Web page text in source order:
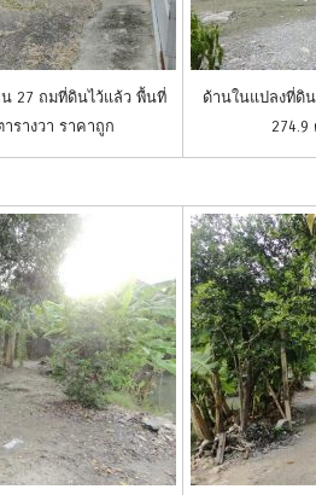
27 ถมที่ดินไว้แล้ว พื้นที่
รางวา ราคาถูก
ด้านในแปลงที่ดิ